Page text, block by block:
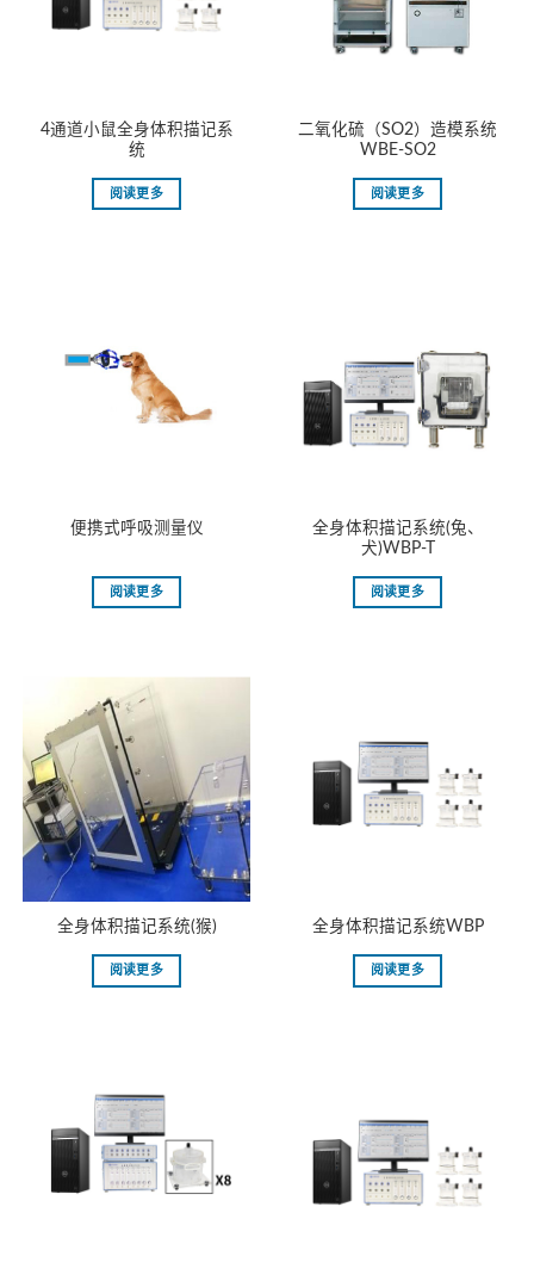
4通道小鼠全身体积描记系
统
阅读更多
二氧化硫（SO2）造模系统
WBE-SO2
阅读更多
便携式呼吸测量仪
阅读更多
全身体积描记系统(兔、
犬)WBP-T
阅读更多
全身体积描记系统(猴)
阅读更多
全身体积描记系统WBP
阅读更多